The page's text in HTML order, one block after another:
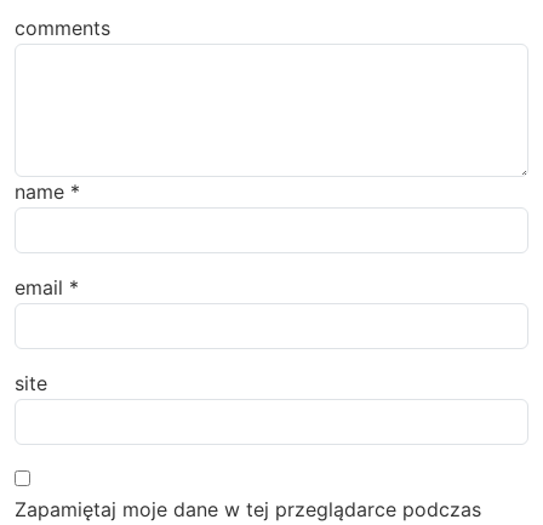
comments
name *
email *
site
Zapamiętaj moje dane w tej przeglądarce podczas